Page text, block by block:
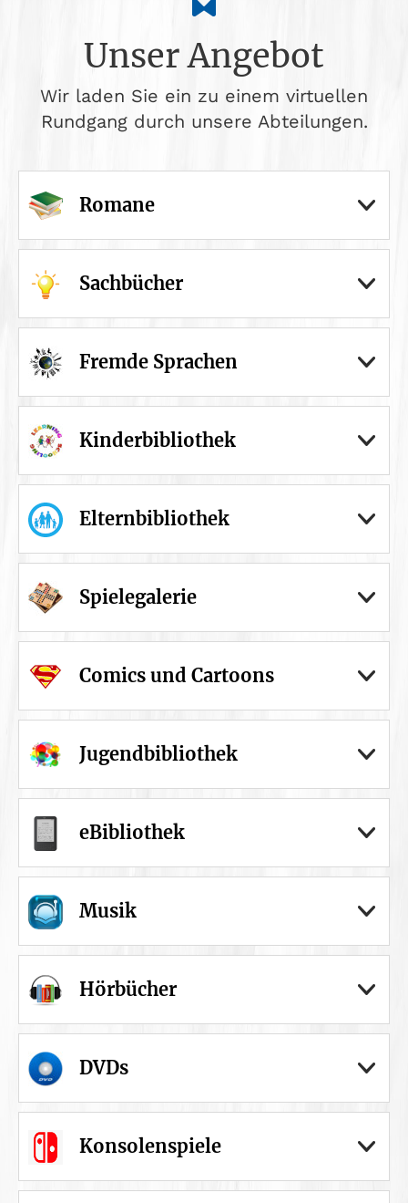
Unser Angebot
Wir laden Sie ein zu einem virtuellen
Rundgang durch unsere Abteilungen.
Romane
Sachbücher
Fremde Sprachen
Kinderbibliothek
Elternbibliothek
Spielegalerie
Comics und Cartoons
Jugendbibliothek
eBibliothek
Musik
Hörbücher
DVDs
Konsolenspiele